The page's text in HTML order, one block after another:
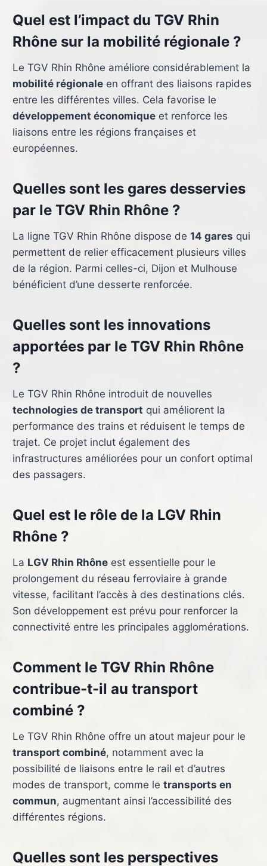
Quel est l’impact du TGV Rhin
Rhône sur la mobilité régionale ?
Le TGV Rhin Rhône améliore considérablement la
mobilité régionaleen offrant des liaisons rapides
entre les différentes villes. Cela favorise le
développement économiqueet renforce les
liaisons entre les régions françaises et
européennes.
Quelles sont les gares desservies
par le TGV Rhin Rhône ?
La ligne TGV Rhin Rhône dispose de 14 gares qui
permettent de relier efficacement plusieurs villes
de la région. Parmi celles-ci, Dijon et Mulhouse
bénéficient d’une desserte renforcée.
Quelles sont les innovations
apportées par le TGV Rhin Rhône
?
Le TGV Rhin Rhône introduit de nouvelles
technologies de transport qui améliorent la
performance des trains et réduisent le temps de
trajet. Ce projet inclut également des
infrastructures améliorées pour un confort optimal
des passagers.
Quel est le rôle de la LGV Rhin
Rhône ?
La LGV Rhin Rhôneest essentielle pour le
prolongement du réseau ferroviaire à grande
vitesse, facilitant l’accès à des destinations clés.
Son développement est prévu pour renforcer la
connectivité entre les principales agglomérations.
Comment le TGV Rhin Rhône
contribue-t-il au transport
combiné ?
Le TGV Rhin Rhône offre un atout majeur pour le
transport combiné, notamment avec la
possibilité de liaisons entre le rail et d’autres
modes de transport, comme le transports en
commun, augmentant ainsi l’accessibilité des
différentes régions.
Quelles sont les perspectives